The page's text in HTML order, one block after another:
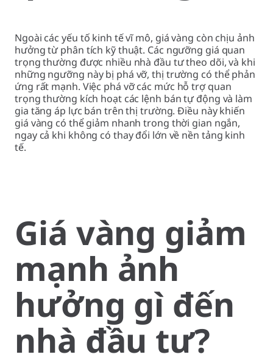
Ngoài các yếu tố kinh tế vĩ mô, giá vàng còn chịu ảnh
hưởng từ phân tích kỹ thuật. Các ngưỡng giá quan
trọng thường được nhiều nhà đầu tư theo dõi, và khi
những ngưỡng này bị phá vỡ, thị trường có thể phản
ứng rất mạnh. Việc phá vỡ các mức hỗ trợ quan
trọng thường kích hoạt các lệnh bán tự động và làm
gia tăng áp lực bán trên thị trường. Điều này khiến
giá vàng có thể giảm nhanh trong thời gian ngắn,
ngay cả khi không có thay đổi lớn về nền tảng kinh
tế.
Giá vàng giảm
mạnh ảnh
hưởng gì đến
nhà đầu tư?